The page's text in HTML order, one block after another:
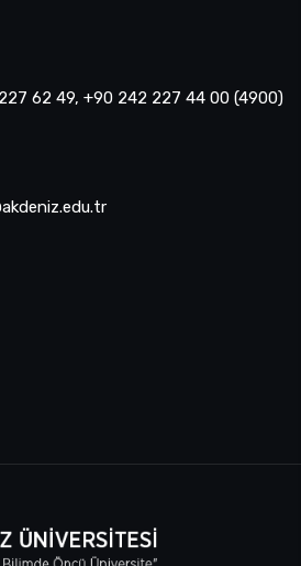
62 49, +90 242 227 44 00 (4900)